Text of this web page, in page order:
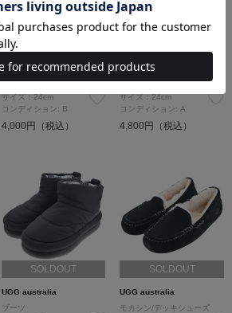
UGG australia
サイズ：24cm
コンディション: B
4,000円（税込）
UGG australia
サイズ：24cm
コンディション: A
4,800円（税込）
SOLDOUT
UGG australia
ブーツ
SOLDOUT
UGG australia
モカシン/デッキシューズ